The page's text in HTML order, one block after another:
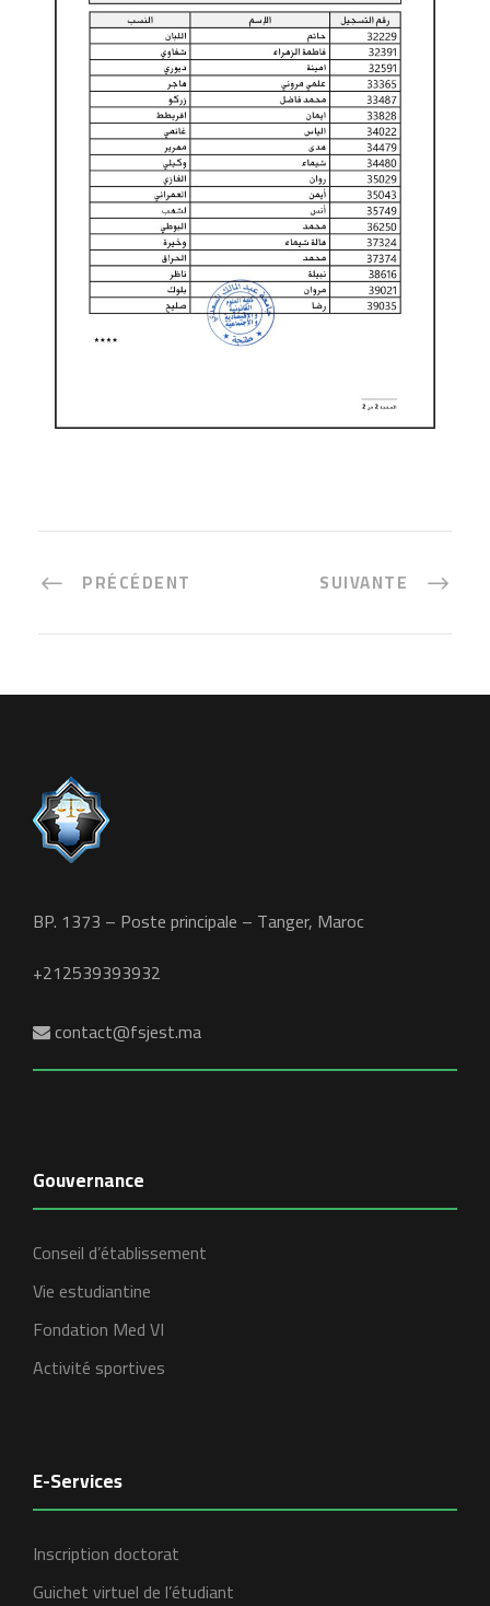
PRÉCÉDENT SUIVANTE
BP. 1373 – Poste principale – Tanger, Maroc
+212539393932
contact@fsjest.ma
Gouvernance
Conseil d’établissement
Vie estudiantine
Fondation Med VI
Activité sportives
E-Services
Inscription doctorat
Guichet virtuel de l’étudiant